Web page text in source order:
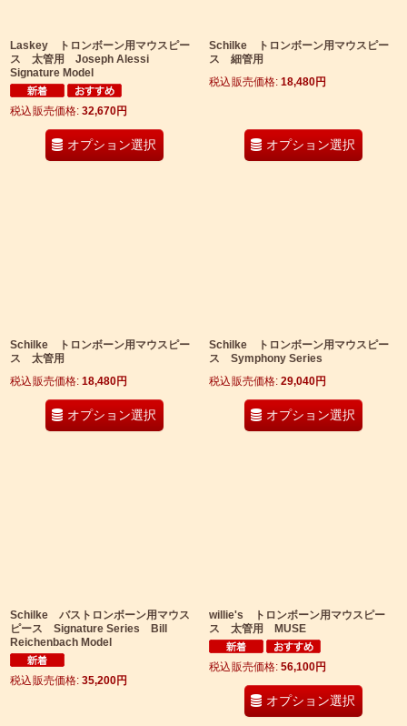
Laskey トロンボーン用マウスピー
ス 太管用 Joseph Alessi
Signature Model
税込 : 32,670円
オプション選択
Schilke トロンボーン用マウスピー
ス 細管用
税込
: 18,480円
オプション選択
Schilke トロンボーン用マウスピー
ス 太管用
税込
: 18,480円
オプション選択
Schilke トロンボーン用マウスピー
ス Symphony Series
税込
: 29,040円
オプション選択
Schilke バストロンボーン用マウス
ピース Signature Series Bill
Reichenbach Model
税込 : 35,200円
willie's トロンボーン用マウスピー
ス 太管用 MUSE
税込 : 56,100円
オプション選択